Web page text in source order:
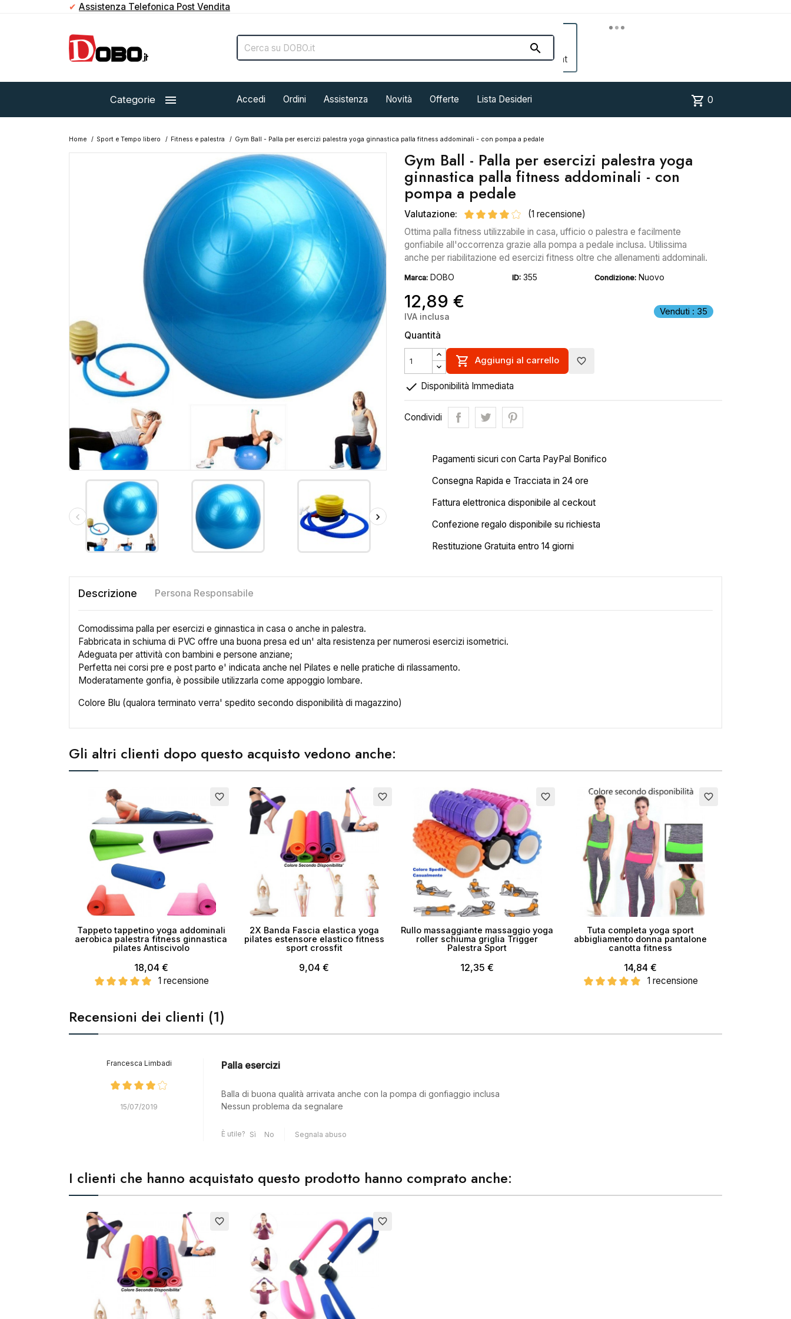
✔ Paga in contanti direttamente al corriere


Account
Categorie  Accedi Ordini Assistenza Novità Offerte Lista Desideri shopping_cart 0
Home Sport e Tempo libero Fitness e palestra Gym Ball - Palla per esercizi palestra yoga ginnastica palla fitness addominali - con pompa a pedale
Gym Ball - Palla per esercizi palestra yoga
ginnastica palla fitness addominali - con
pompa a pedale
Valutazione:
(1 recensione)
Ottima palla fitness utilizzabile in casa, ufficio o palestra e facilmente
gonfiabile all'occorrenza grazie alla pompa a pedale inclusa. Utilissima
anche per riabilitazione ed esercizi fitness oltre che allenamenti addominali.
Marca: DOBO ID: 355 Condizione: Nuovo
12,89 € Venduti : 35
IVA inclusa
Quantità
 Aggiungi al carrello favorite_border
 Disponibilità Immediata
Condividi
Pagamenti sicuri con Carta PayPal Bonifico
Consegna Rapida e Tracciata in 24 ore
Fattura elettronica disponibile al ceckout
Confezione regalo disponibile su richiesta
Restituzione Gratuita entro 14 giorni
Descrizione Persona Responsabile
Comodissima palla per esercizi e ginnastica in casa o anche in palestra.
Fabbricata in schiuma di PVC offre una buona presa ed un' alta resistenza per numerosi esercizi isometrici.
Adeguata per attività con bambini e persone anziane;
Perfetta nei corsi pre e post parto e' indicata anche nel Pilates e nelle pratiche di rilassamento.
Moderatamente gonfia, è possibile utilizzarla come appoggio lombare.
Colore Blu (qualora terminato verra' spedito secondo disponibilità di magazzino)
Gli altri clienti dopo questo acquisto vedono anche:
favorite_border
Tappeto tappetino yoga addominali
aerobica palestra fitness ginnastica
pilates Antiscivolo
18,04 €
1 recensione
favorite_border
2X Banda Fascia elastica yoga
pilates estensore elastico fitness
sport crossfit
9,04 €
favorite_border
Rullo massaggiante massaggio yoga
roller schiuma griglia Trigger
Palestra Sport
12,35 €
Esaurito favorite_border
Tuta completa yoga sport
abbigliamento donna pantalone
canotta fitness
14,84 €
1 recensione
Recensioni dei clienti (1)
Francesca Limbadi
15/07/2019
Palla esercizi
Balla di buona qualità arrivata anche con la pompa di gonfiaggio inclusa
Nessun problema da segnalare
È utile? Sì No Segnala abuso
I clienti che hanno acquistato questo prodotto hanno comprato anche:
favorite_border favorite_border
Nome lista dei desideri
Annulla Crea lista dei desideri